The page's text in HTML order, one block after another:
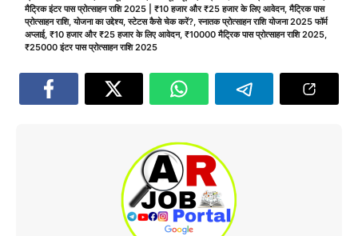
मैट्रिक इंटर पास प्रोत्साहन राशि 2025 | ₹10 हजार और ₹25 हजार के लिए आवेदन,मैट्रिक पास
प्रोत्साहन राशि,योजना का उद्देश्य,स्टेटस कैसे चेक करें?,स्नातक प्रोत्साहन राशि योजना 2025 फॉर्म
अप्लाई, ₹10 हजार और ₹25 हजार के लिए आवेदन, ₹10000 मैट्रिक पास प्रोत्साहन राशि 2025,
₹25000 इंटर पास प्रोत्साहन राशि 2025